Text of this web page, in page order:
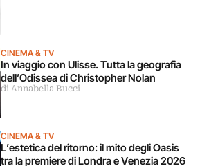
CINEMA & TV
In viaggio con Ulisse. Tutta la geografia
dell’Odissea di Christopher Nolan
di Annabella Bucci
CINEMA & TV
L’estetica del ritorno: il mito degli Oasis
tra la premiere di Londra e Venezia 2026